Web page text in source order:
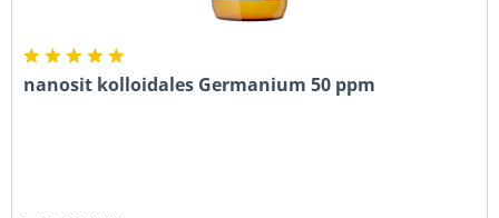
nanosit kolloidales Germanium 50 ppm